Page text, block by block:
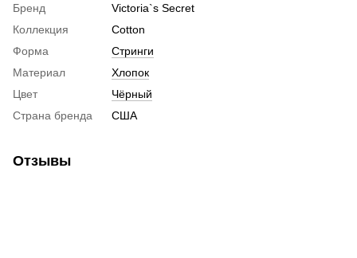
Бренд
Victoria`s Secret
Коллекция
Cotton
Форма
Стринги
Материал
Хлопок
Цвет
Чёрный
Страна бренда
США
Отзывы